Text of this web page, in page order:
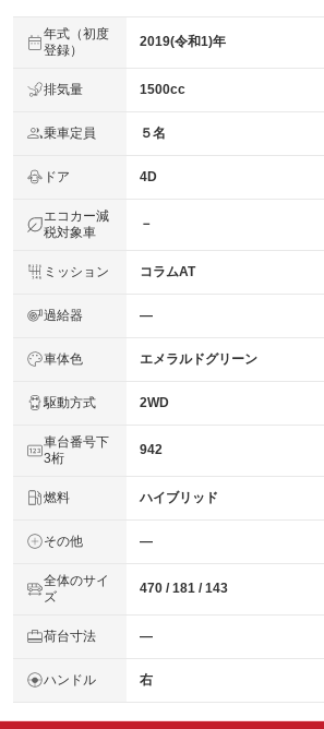
年式（初度
登録）
2019(令和1)年
排気量 1500cc
乗車定員 ５名
ドア 4D
エコカー減
税対象車
－
ミッション コラムAT
過給器 ―
車体色 エメラルドグリーン
駆動方式 2WD
車台番号下
3桁
942
燃料 ハイブリッド
その他 ―
全体のサイ
ズ
470 / 181 / 143
荷台寸法 ―
ハンドル 右